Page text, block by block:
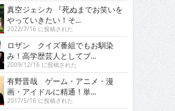
真空ジェシカ 『死ぬまでお笑いを
やっていきたい！そ...
2022/7/16 に投稿された
ロザン クイズ番組でもお馴染
み！高学歴芸人としてブ...
2009/12/16 に投稿された
有野晋哉 ゲーム・アニメ・漫
画・アイドルに精通！単...
2017/5/16 に投稿された